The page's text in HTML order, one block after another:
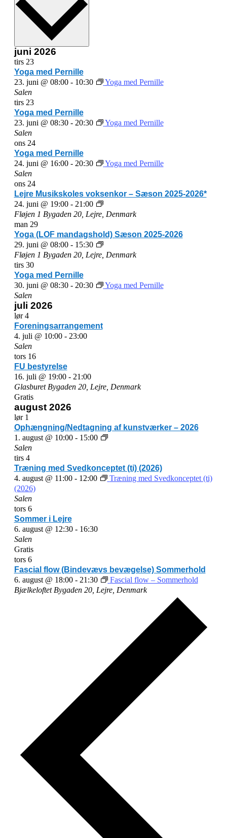
juni 2026
tirs 23
Yoga med Pernille
23. juni @ 08:00- 10:30
Yoga med Pernille
Salen
tirs 23
Yoga med Pernille
23. juni @ 08:30- 20:30
Yoga med Pernille
Salen
ons 24
Yoga med Pernille
24. juni @ 16:00- 20:30
Yoga med Pernille
Salen
ons 24
Lejre Musikskoles voksenkor – Sæson 2025-2026*
24. juni @ 19:00- 21:00
Lejre
Musikskoles
–
Sæson
2025-
Fløjen 1 Bygaden 20, Lejre, Denmark
man 29
Yoga (LOF mandagshold) Sæson 2025-2026
29. juni @ 08:00- 15:30
Yoga
(LOF
2025-
Fløjen 1 Bygaden 20, Lejre, Denmark
tirs 30
Yoga med Pernille
30. juni @ 08:30- 20:30
Yoga med Pernille
Salen
juli 2026
lør4
Foreningsarrangement
4. juli @ 10:00- 23:00
Salen
tors 16
FU bestyrelse
16. juli @ 19:00- 21:00
Glasburet Bygaden 20, Lejre, Denmark
Gratis
august 2026
lør 1
Ophængning/Nedtagning af kunstværker – 2026
1. august @ 10:00- 15:00
Ophængning/Nedtagning
–
2025
Salen
tirs 4
Træning med Svedkonceptet (ti) (2026)
4. august @ 11:00- 12:00
Træning med Svedkonceptet (ti)
(2026)
Salen
tors 6
Sommer i Lejre
6. august @ 12:30- 16:30
Salen
Gratis
tors 6
Fascial flow (Bindevævs bevægelse) Sommerhold
6. august @ 18:00- 21:30
Fascial flow – Sommerhold
Bjælkeloftet Bygaden 20, Lejre, Denmark